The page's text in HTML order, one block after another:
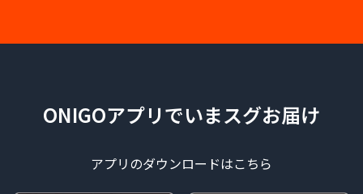
ONIGOアプリでいまスグお届け
アプリのダウンロードはこちら